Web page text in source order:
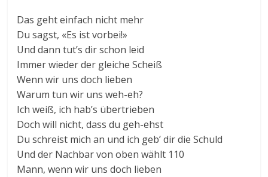
Das geht einfach nicht mehr
Du sagst, «Es ist vorbei!»
Und dann tut’s dir schon leid
Immer wieder der gleiche Scheiß
Wenn wir uns doch lieben
Warum tun wir uns weh-eh?
Ich weiß, ich hab’s übertrieben
Doch will nicht, dass du geh-ehst
Du schreist mich an und ich geb’ dir die Schuld
Und der Nachbar von oben wählt 110
Mann, wenn wir uns doch lieben